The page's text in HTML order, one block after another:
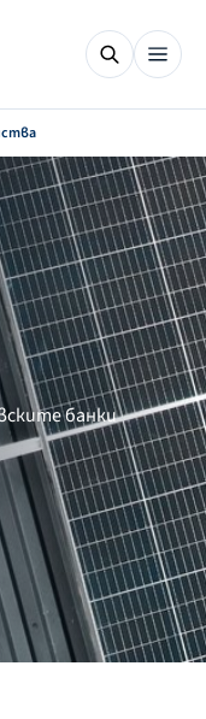
банки